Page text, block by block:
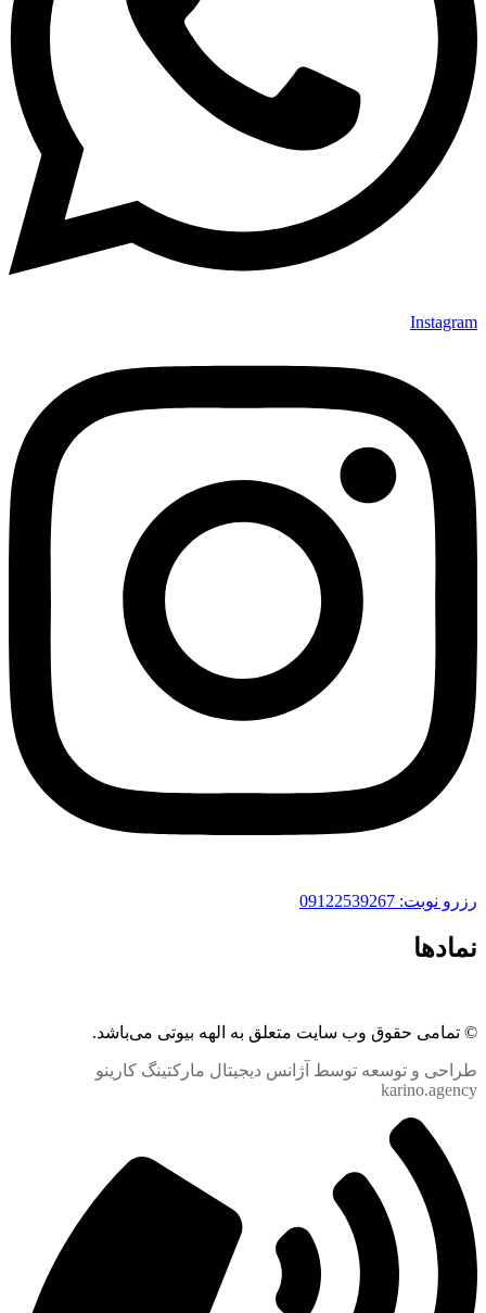
Instagram
رزرو نوبت: 09122539267
نمادها
© تمامی حقوق وب سایت متعلق به الهه بیوتی می‌باشد.
طراحی و توسعه توسط آژانس دیجیتال مارکتینگ کارینو
karino.agency